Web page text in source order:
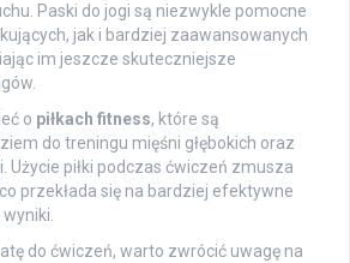
Paski do jogi są niezwykle pomocne
jak i bardziej zaawansowanych
im jeszcze skuteczniejsze
o piłkach fitness, które są
do treningu mięśni głębokich oraz
Użycie piłki podczas ćwiczeń zmusza
przekłada się na bardziej efektywne
do ćwiczeń, warto zwrócić uwagę na